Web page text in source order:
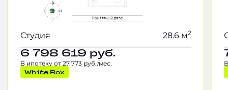
Студия 28.6 м2
6 798 619 руб.
В ипотеку от 27 773 руб./мес.
White Box